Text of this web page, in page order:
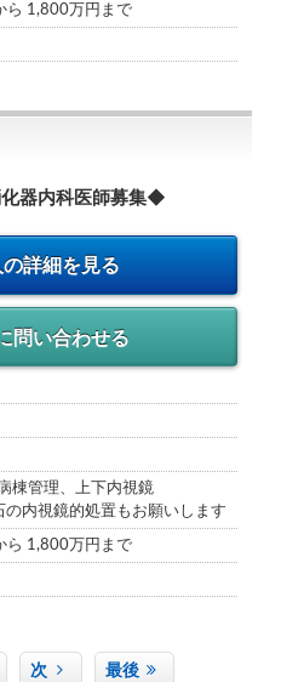
ら 1,800万円まで
器内科医師募集◆
詳細を見る
問い合わせる
棟管理、上下内視鏡
の内視鏡的処置もお願いします
ら 1,800万円まで
次 最後